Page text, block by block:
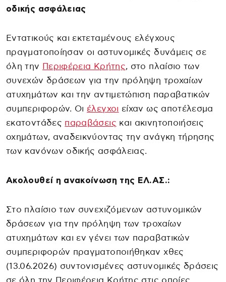
οδικής ασφάλειας
Εντατικούς και εκτεταμένους ελέγχους
πραγματοποίησαν οι αστυνομικές δυνάμεις σε
όλη την Περιφέρεια Κρήτης, στο πλαίσιο των
συνεχών δράσεων για την πρόληψη τροχαίων
ατυχημάτων και την αντιμετώπιση παραβατικών
συμπεριφορών. Οι έλεγχοι είχαν ως αποτέλεσμα
εκατοντάδες παραβάσεις και ακινητοποιήσεις
οχημάτων, αναδεικνύοντας την ανάγκη τήρησης
των κανόνων οδικής ασφάλειας.
Ακολουθεί η ανακοίνωση της ΕΛ.ΑΣ.:
Στο πλαίσιο των συνεχιζόμενων αστυνομικών
δράσεων για την πρόληψη των τροχαίων
ατυχημάτων και εν γένει των παραβατικών
συμπεριφορών πραγματοποιήθηκαν χθες
(13.06.2026) συντονισμένες αστυνομικές δράσεις
σε όλη την Περιφέρεια Κρήτης στις οποίες